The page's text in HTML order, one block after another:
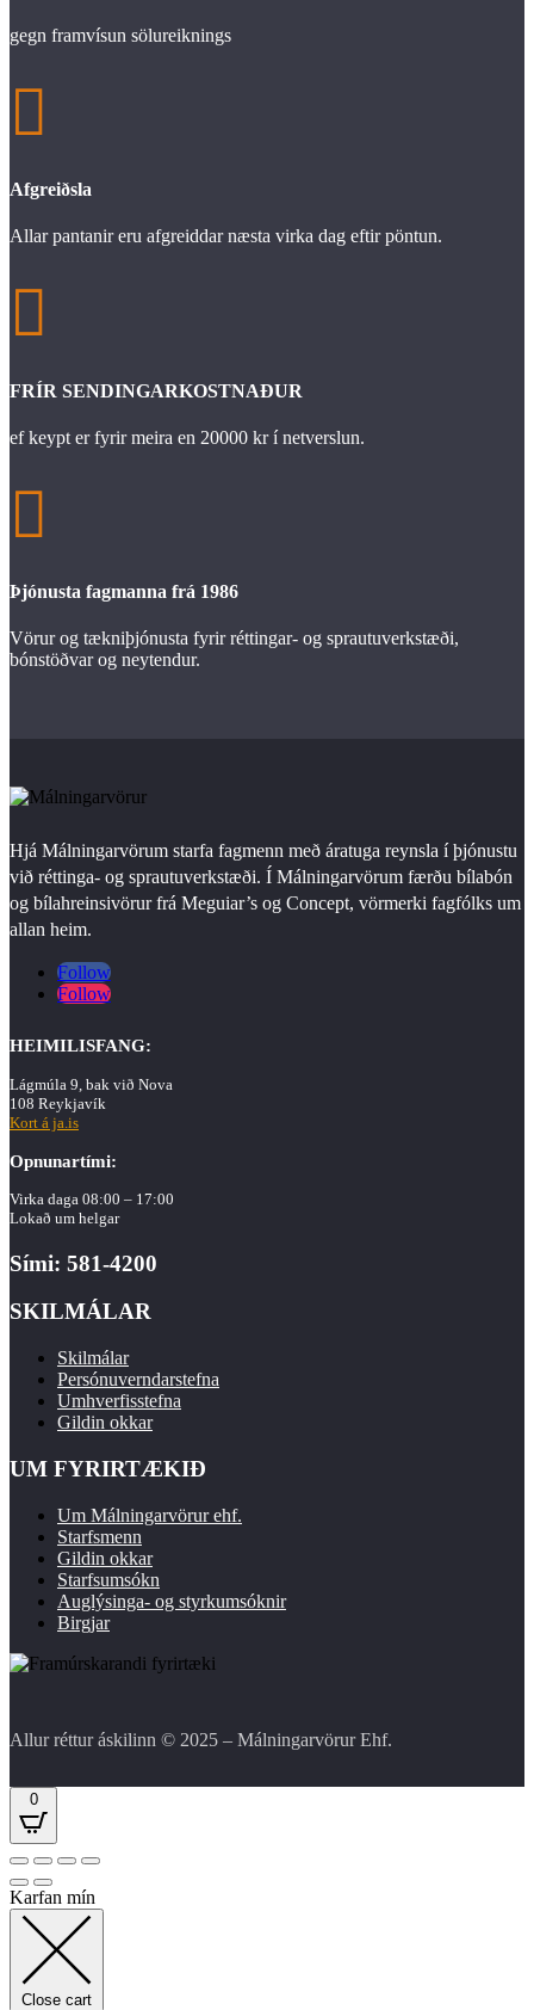
gegn framvísun sölureiknings

Afgreiðsla
Allar pantanir eru afgreiddar næsta virka dag eftir pöntun.

FRÍR SENDINGARKOSTNAÐUR
ef keypt er fyrir meira en 20000 kr í netverslun.

Þjónusta fagmanna frá 1986
Vörur og tækniþjónusta fyrir réttingar- og sprautuverkstæði,
bónstöðvar og neytendur.
Hjá Málningarvörum starfa fagmenn með áratuga reynsla í þjónustu
við réttinga- og sprautuverkstæði. Í Málningarvörum færðu bílabón
og bílahreinsivörur frá Meguiar’s og Concept, vörmerki fagfólks um
allan heim.
Follow
Follow
HEIMILISFANG:
Lágmúla 9, bak við Nova
108 Reykjavík
Kort á ja.is
Opnunartími:
Virka daga 08:00 – 17:00
Lokað um helgar
Sími: 581-4200
SKILMÁLAR
Skilmálar
Persónuverndarstefna
Umhverfisstefna
Gildin okkar
UM FYRIRTÆKIÐ
Um Málningarvörur ehf.
Starfsmenn
Gildin okkar
Starfsumsókn
Auglýsinga- og styrkumsóknir
Birgjar
Allur réttur áskilinn © 2025 – Málningarvörur Ehf.
0
Karfan mín
Close cart